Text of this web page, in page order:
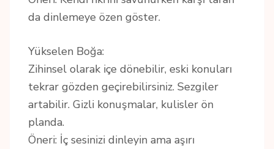
da dinlemeye özen göster.
Yükselen Boğa:
Zihinsel olarak içe dönebilir, eski konuları
tekrar gözden geçirebilirsiniz. Sezgiler
artabilir. Gizli konuşmalar, kulisler ön
planda.
Öneri: İç sesinizi dinleyin ama aşırı